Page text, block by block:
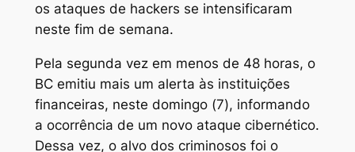
os ataques de hackers se intensificaram
neste fim de semana.
Pela segunda vez em menos de 48 horas, o
BC emitiu mais um alerta às instituições
financeiras, neste domingo (7), informando
a ocorrência de um novo ataque cibernético.
Dessa vez, o alvo dos criminosos foi o